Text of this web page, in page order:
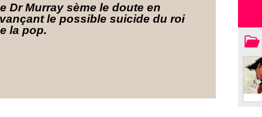
Dr Murray sème le doute en
le possible suicide du roi
la pop.